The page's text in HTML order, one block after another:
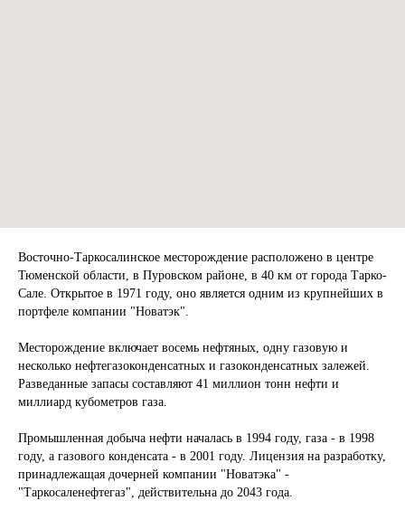
Восточно-Таркосалинское месторождение расположено в центре
Тюменской области, в Пуровском районе, в 40 км от города Тарко-
Сале. Открытое в 1971 году, оно является одним из крупнейших в
портфеле компании "Новатэк".
Месторождение включает восемь нефтяных, одну газовую и
несколько нефтегазоконденсатных и газоконденсатных залежей.
Разведанные запасы составляют 41 миллион тонн нефти и
миллиард кубометров газа.
Промышленная добыча нефти началась в 1994 году, газа - в 1998
году, а газового конденсата - в 2001 году. Лицензия на разработку,
принадлежащая дочерней компании "Новатэка" -
"Таркосаленефтегаз", действительна до 2043 года.